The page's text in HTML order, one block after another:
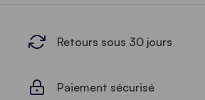
Retours sous 30 jours
Paiement sécurisé